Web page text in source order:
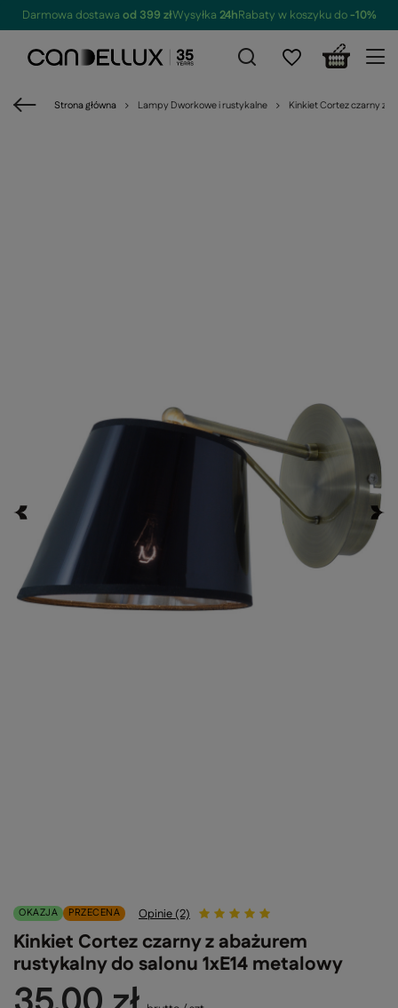
Darmowa dostawa od 399 złWysyłka 24hRabaty w koszyku do-10%
Strona główna Lampy Dworkowe i rustykalne Kinkiet Cortez czarny z
OKAZJA PRZECENA Opinie (2)
Kinkiet Cortez czarny z abażurem
rustykalny do salonu 1xE14 metalowy